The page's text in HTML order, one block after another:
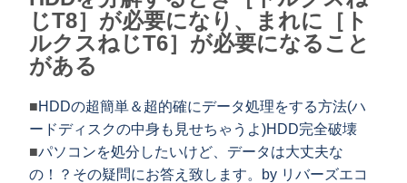
じT8］が必要になり、まれに［ト
ルクスねじT6］が必要になること
がある
■HDDの超簡単＆超的確にデータ処理をする方法(ハ
ードディスクの中身も見せちゃうよ)HDD完全破壊
■パソコンを処分したいけど、データは大丈夫な
の！？その疑問にお答え致します。by リバーズエコ